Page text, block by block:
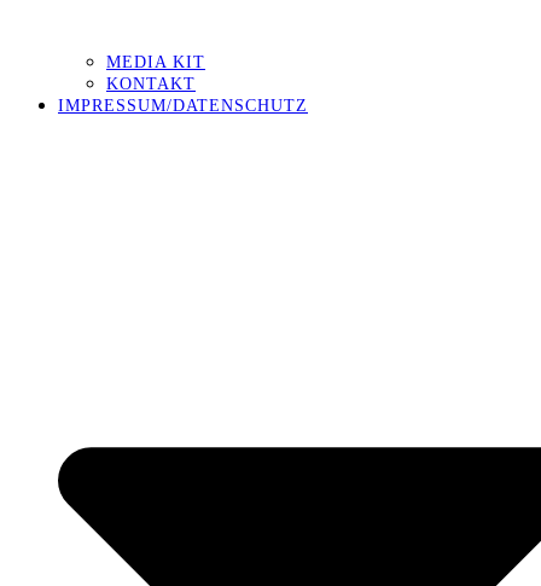
MEDIA KIT
KONTAKT
IMPRESSUM/DATENSCHUTZ